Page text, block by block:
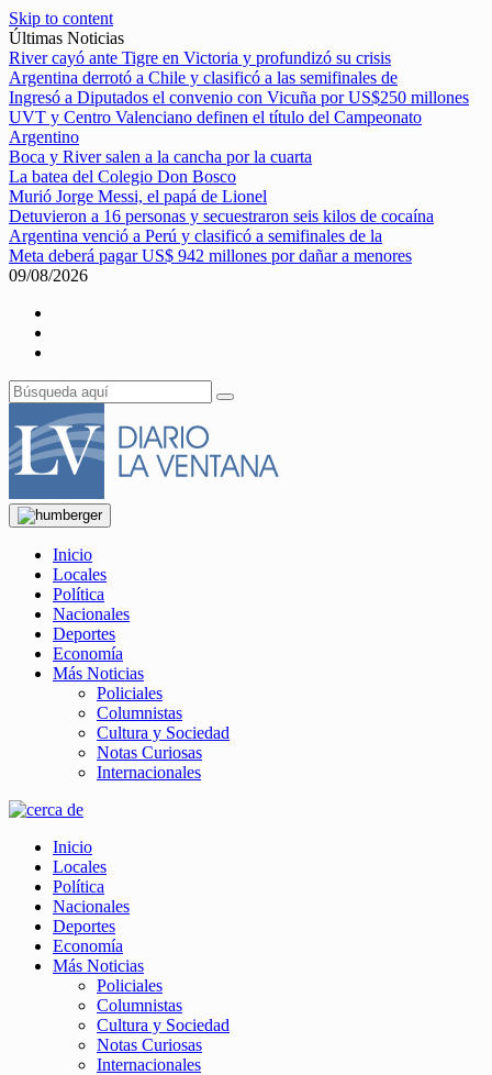
Skip to content
Últimas Noticias
River cayó ante Tigre en Victoria y profundizó su crisis
Argentina derrotó a Chile y clasificó a las semifinales de
Ingresó a Diputados el convenio con Vicuña por US$250 millones
UVT y Centro Valenciano definen el título del Campeonato
Argentino
Boca y River salen a la cancha por la cuarta
La batea del Colegio Don Bosco
Murió Jorge Messi, el papá de Lionel
Detuvieron a 16 personas y secuestraron seis kilos de cocaína
Argentina venció a Perú y clasificó a semifinales de la
Meta deberá pagar US$ 942 millones por dañar a menores
09/08/2026
Inicio
Locales
Política
Nacionales
Deportes
Economía
Más Noticias
Policiales
Columnistas
Cultura y Sociedad
Notas Curiosas
Internacionales
Inicio
Locales
Política
Nacionales
Deportes
Economía
Más Noticias
Policiales
Columnistas
Cultura y Sociedad
Notas Curiosas
Internacionales